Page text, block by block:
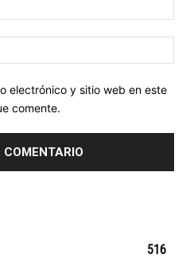
electrónico y sitio web en este
comente.
516